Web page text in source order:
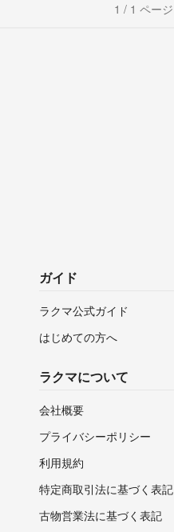
1 / 1 ページ
ガイド
ラクマ公式ガイド
はじめての方へ
ラクマについて
会社概要
プライバシーポリシー
利用規約
特定商取引法に基づく表記
古物営業法に基づく表記